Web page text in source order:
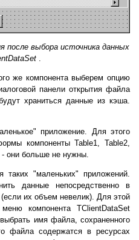
после выбора источника данных
.
же компонента выберем опцию
панели открытия файла
храниться данные из кэша.
приложение. Для этого
компоненты Table1, Table2,
они больше не нужны.
таких "маленьких" приложений.
данные непосредственно в
их объем невелик). Для этой
компонента TClientDataSet
имя файла, сохраненного
файла содержатся в ресурсах